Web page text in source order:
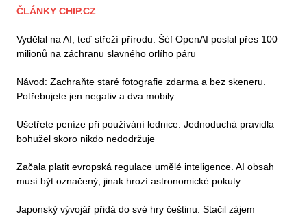
ČLÁNKY CHIP.CZ
Vydělal na AI, teď střeží přírodu. Šéf OpenAI poslal přes 100
milionů na záchranu slavného orlího páru
Návod: Zachraňte staré fotografie zdarma a bez skeneru.
Potřebujete jen negativ a dva mobily
Ušetřete peníze při používání lednice. Jednoduchá pravidla
bohužel skoro nikdo nedodržuje
Začala platit evropská regulace umělé inteligence. AI obsah
musí být označený, jinak hrozí astronomické pokuty
Japonský vývojář přidá do své hry češtinu. Stačil zájem